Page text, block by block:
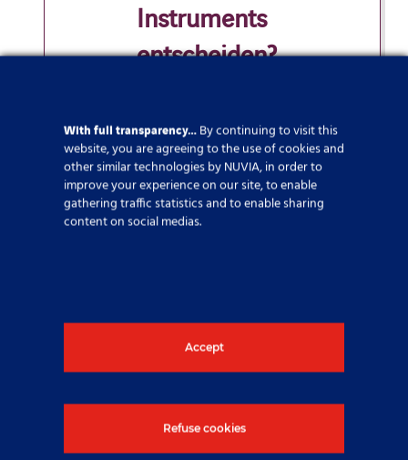
Instruments
entscheiden?
Kunden
Innovative Produkte, die die Grenzen
der Strahlungsdetektion erweitern
Ein engagiertes Team, das Hand in
NUVIATech Instruments in
Bildern
With full transparency… By continuing to visit this
website, you are agreeing to the use of cookies and
other similar technologies by NUVIA, in order to
improve your experience on our site, to enable
gathering traffic statistics and to enable sharing
content on social medias.
Accept
Refuse cookies